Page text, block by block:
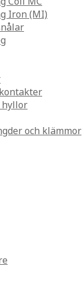
Iron (MI)
hyllor
och klämmor